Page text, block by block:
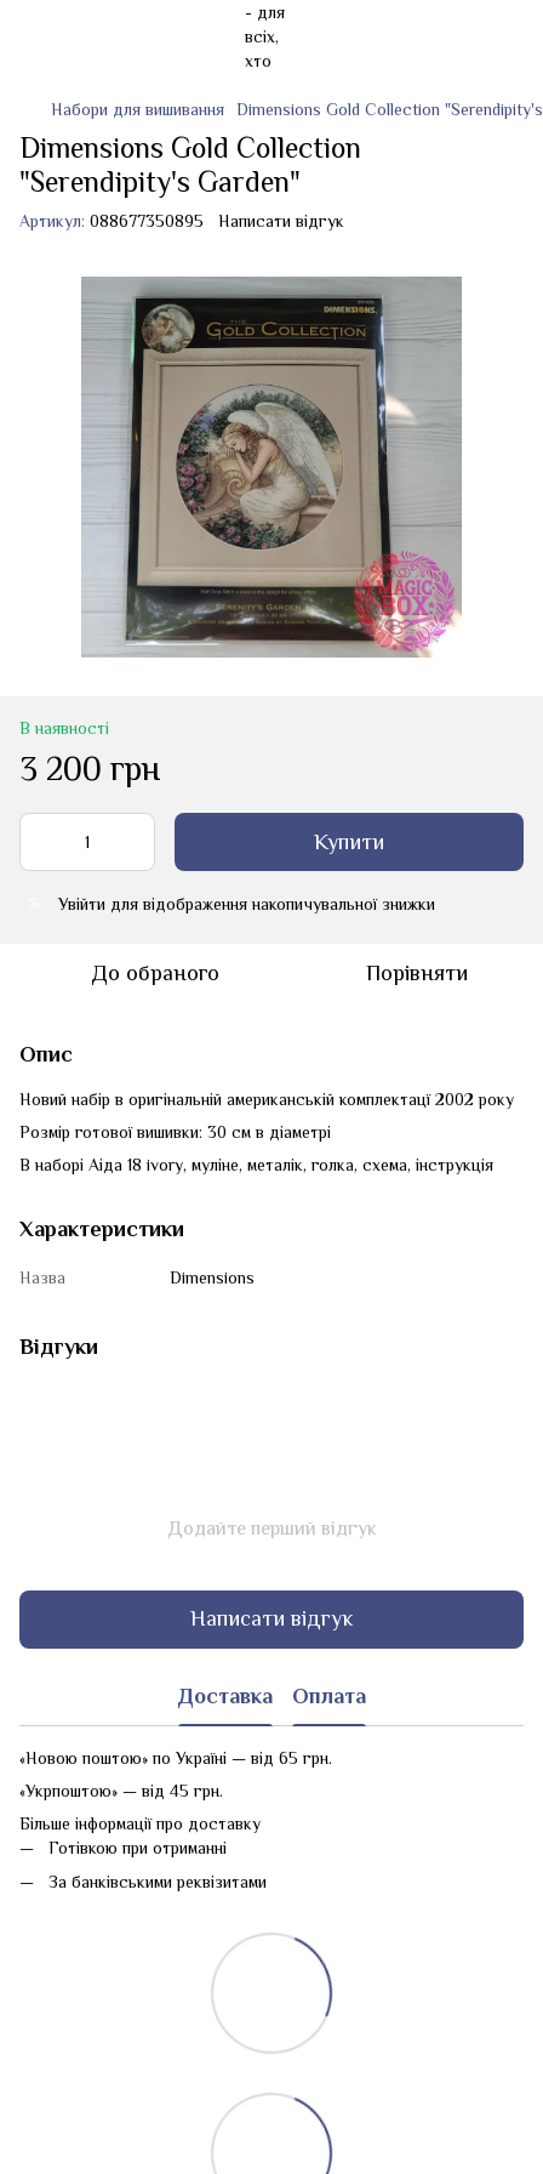
Набори для вишивання Dimensions Gold Collection
Dimensions Gold Collection
"Serendipity's Garden"
Артикул: 088677350895 Написати відгук
В наявності
3 200 грн
Купити
Увійти для відображення накопичувальної знижки
До обраного Порівняти
Опис
Новий набір в оригінальній американській комплектацї 2002 року
Розмір готової вишивки: 30 см в діаметрі
В наборі Аіда 18 ivory, муліне, металік, голка, схема, інструкція
Характеристики
Назва Dimensions
Відгуки
Додайте перший відгук
Написати відгук
Доставка Оплата
«Новою поштою» по Україні — від 65 грн.
«Укрпоштою» — від 45 грн.
Більше інформації про доставку
Готівкою при отриманні
За банківськими реквізитами